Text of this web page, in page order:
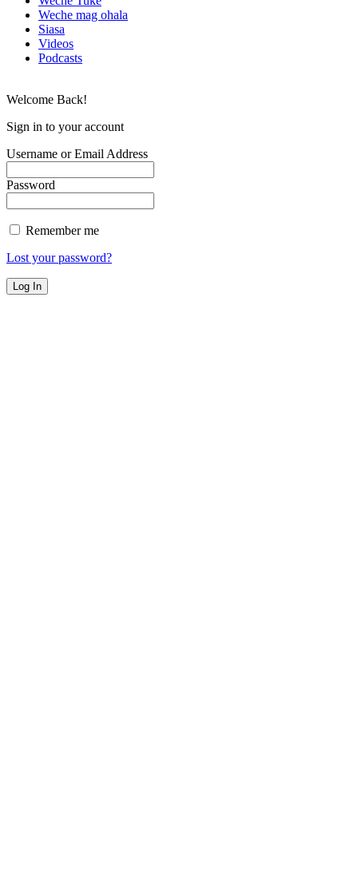
Weche mag ohala
Siasa
Videos
Podcasts
Welcome Back!
Sign in to your account
Username or Email Address
Password
Remember me
Lost your password?